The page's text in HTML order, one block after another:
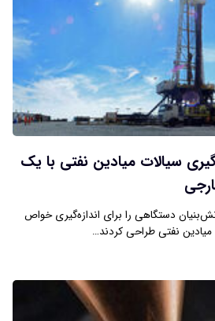
سیالات میادین نفتی با یک
دستگاهی را برای اندازه‌گیری خواص
نفتی طراحی کردند…